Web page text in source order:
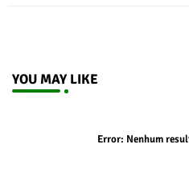
YOU MAY LIKE
Error: Nenhum